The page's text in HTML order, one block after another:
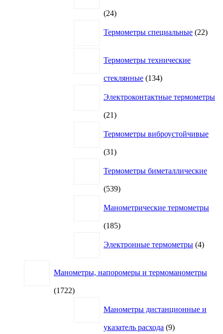
2424
Термометры специальные 22
Термометры технические
стеклянные 134134
Электроконтактные термометры
2121
Термометры виброустойчивые
3131
Термометры биметаллические
539539
Манометрические термометры
185185
Электронные термометры 4товара
Манометры, напоромеры и термоманометры
17221722
Манометры дистанционные и
указатель расхода 99